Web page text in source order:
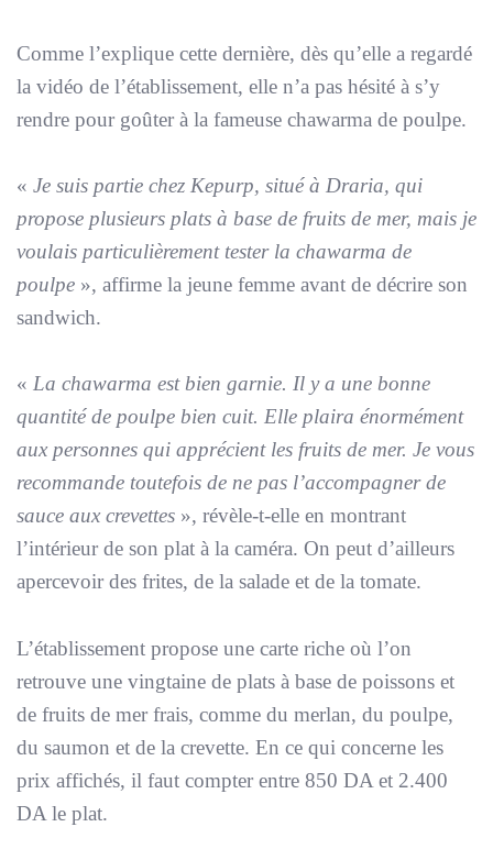
Comme l’explique cette dernière, dès qu’elle a regardé
la vidéo de l’établissement, elle n’a pas hésité à s’y
rendre pour goûter à la fameuse chawarma de poulpe.
« Je suis partie chez Kepurp, situé à Draria, qui
propose plusieurs plats à base de fruits de mer, mais je
voulais particulièrement tester la chawarma de
poulpe », affirme la jeune femme avant de décrire son
sandwich.
« La chawarma est bien garnie. Il y a une bonne
quantité de poulpe bien cuit. Elle plaira énormément
aux personnes qui apprécient les fruits de mer. Je vous
recommande toutefois de ne pas l’accompagner de
sauce aux crevettes », révèle-t-elle en montrant
l’intérieur de son plat à la caméra. On peut d’ailleurs
apercevoir des frites, de la salade et de la tomate.
L’établissement propose une carte riche où l’on
retrouve une vingtaine de plats à base de poissons et
de fruits de mer frais, comme du merlan, du poulpe,
du saumon et de la crevette. En ce qui concerne les
prix affichés, il faut compter entre 850 DA et 2.400
DA le plat.